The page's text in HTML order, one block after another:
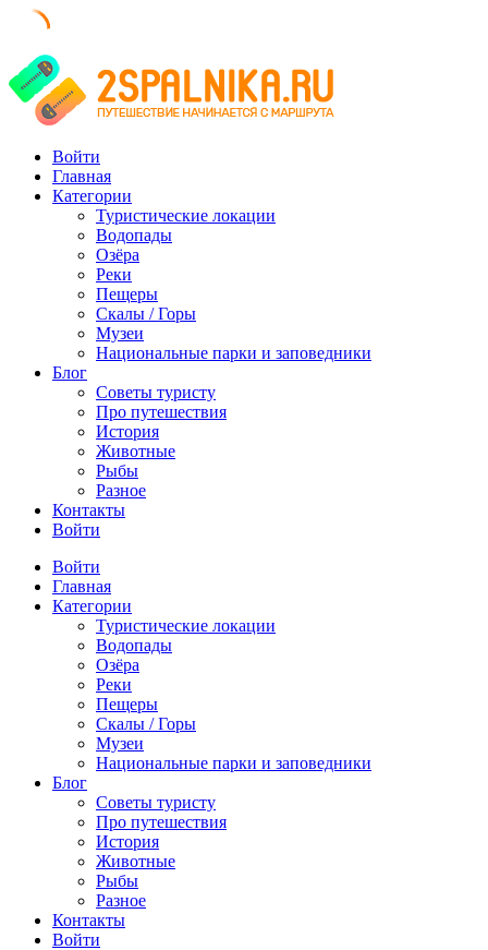
Skip
to
content
Войти
Главная
Категории
Туристические локации
Водопады
Озёра
Реки
Пещеры
Скалы / Горы
Музеи
Национальные парки и заповедники
Блог
Советы туристу
Про путешествия
История
Животные
Рыбы
Разное
Контакты
Войти
Войти
Главная
Категории
Туристические локации
Водопады
Озёра
Реки
Пещеры
Скалы / Горы
Музеи
Национальные парки и заповедники
Блог
Советы туристу
Про путешествия
История
Животные
Рыбы
Разное
Контакты
Войти